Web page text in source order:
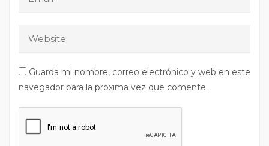
Guarda mi nombre, correo electrónico y web en este
navegador para la próxima vez que comente.